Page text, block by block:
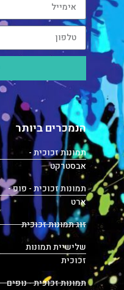
הנמכרים ביותר
תמונות זכוכית -
אבסטרקט
תמונות זכוכית - פופ -
ארט
זוג תמונות זכוכית
שלישיית תמונות
זכוכית
תמונות זכוכית - נופים